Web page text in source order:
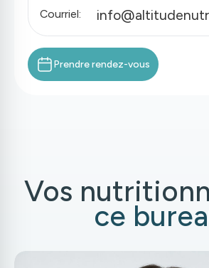
Courriel:
Prendre rendez-vous
Vos
ce